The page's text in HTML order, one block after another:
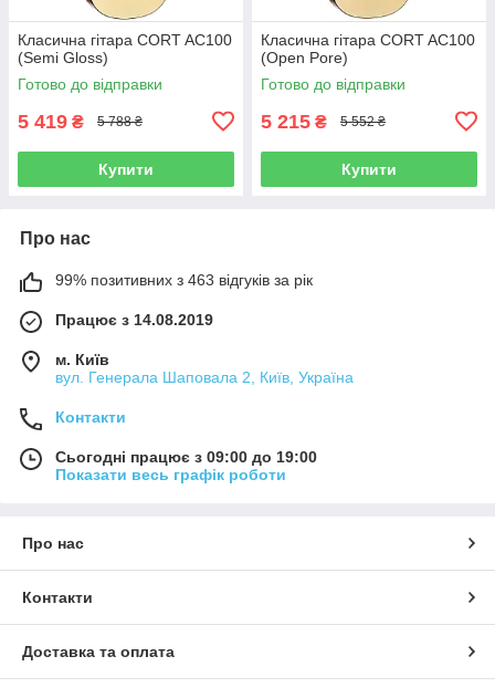
Класична гітара CORT AC100
(Semi Gloss)
Готово до відправки
5 419 ₴ 5 788 ₴
Купити
Класична гітара CORT AC100
(Open Pore)
Готово до відправки
5 215 ₴ 5 552 ₴
Купити
Про нас
99% позитивних з 463 відгуків за рік
Працює з 14.08.2019
м. Київ
вул. Генерала Шаповала 2, Київ, Україна
Контакти
Сьогодні працює з 09:00 до 19:00
Показати весь графік роботи
Про нас
Контакти
Доставка та оплата